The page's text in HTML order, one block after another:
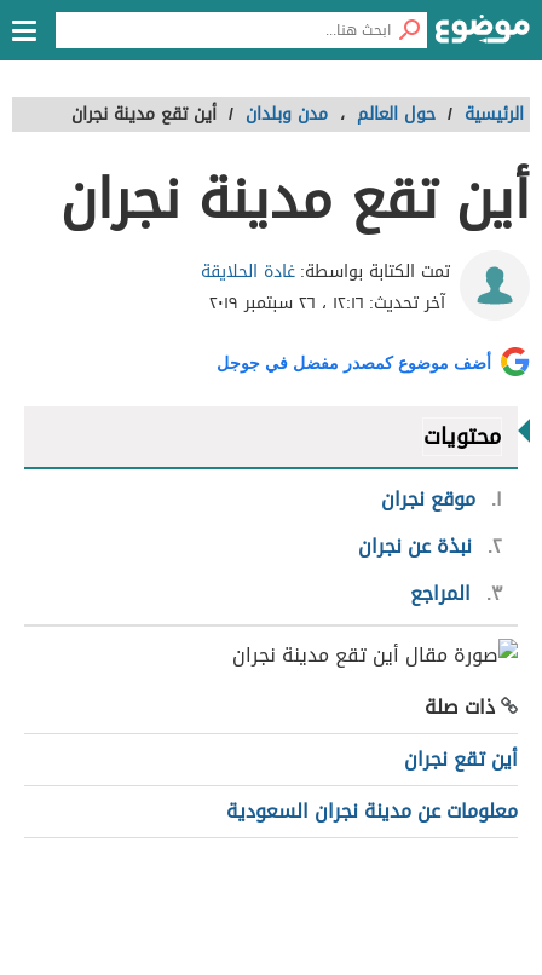
الرئيسية / حول العالم ، مدن وبلدان / أين تقع مدينة نجران
أين تقع مدينة نجران
تمت الكتابة بواسطة:غادة الحلايقة
آخر تحديث: ١٢:١٦ ، ٢٦ سبتمبر ٢٠١٩
أضف موضوع كمصدر مفضل في جوجل
محتويات
١ موقع نجران
٢ نبذة عن نجران
٣
المراجع
ذات صلة
أين تقع نجران
معلومات عن مدينة نجران السعودية